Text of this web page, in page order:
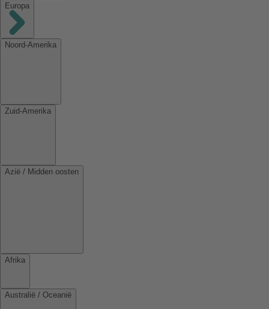
Europa
Noord-Amerika
Zuid-Amerika
Azië / Midden oosten
Afrika
Australië / Oceanië